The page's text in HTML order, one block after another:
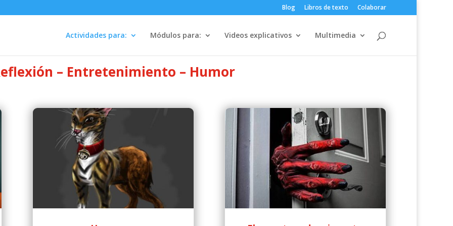
Blog Libros de texto Colaborar
Actividades para: Módulos para: Videos explicativos Multimedia
– Entretenimiento – Humor